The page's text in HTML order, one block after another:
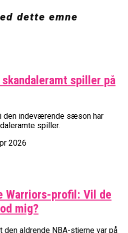
dette emne
spiller på
den indeværende sæson har
spiller.
2026
Warriors-profil: Vil de
mig?
den aldrende NBA-stjerne var på